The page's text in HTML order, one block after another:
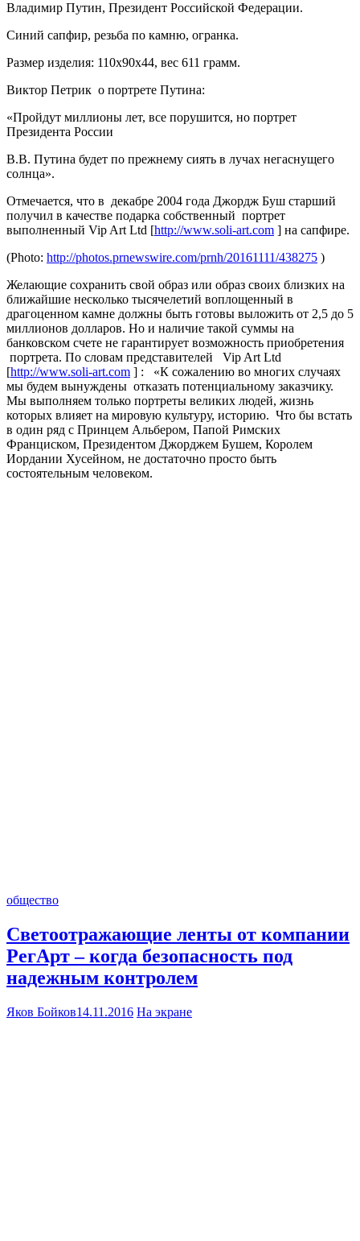
Владимир Путин, Президент Российской Федерации.
Синий сапфир, резьба по камню, огранка.
Размер изделия: 110х90х44, вес 611 грамм.
Виктор Петрик о портрете Путина:
«Пройдут миллионы лет, все порушится, но портрет
Президента России
В.В. Путина будет по прежнему сиять в лучах негаснущего
солнца».
Отмечается, что в декабре 2004 года Джордж Буш старший
получил в качестве подарка собственный портрет
выполненный Vip Art Ltd [http://www.soli-art.com ] на сапфире.
(Photo: http://photos.prnewswire.com/prnh/20161111/438275 )
Желающие сохранить свой образ или образ своих близких на
ближайшие несколько тысячелетий воплощенный в
драгоценном камне должны быть готовы выложить от 2,5 до 5
миллионов долларов. Но и наличие такой суммы на
банковском счете не гарантирует возможность приобретения
портрета. По словам представителей Vip Art Ltd
[http://www.soli-art.com ] : «К сожалению во многих случаях
мы будем вынуждены отказать потенциальному заказчику.
Мы выполняем только портреты великих людей, жизнь
которых влияет на мировую культуру, историю. Что бы встать
в один ряд с Принцем Альбером, Папой Римских
Франциском, Президентом Джорджем Бушем, Королем
Иордании Хусейном, не достаточно просто быть
состоятельным человеком.
общество
Светоотражающие ленты от компании
РегАрт – когда безопасность под
надежным контролем
Яков Бойков14.11.2016 На экране